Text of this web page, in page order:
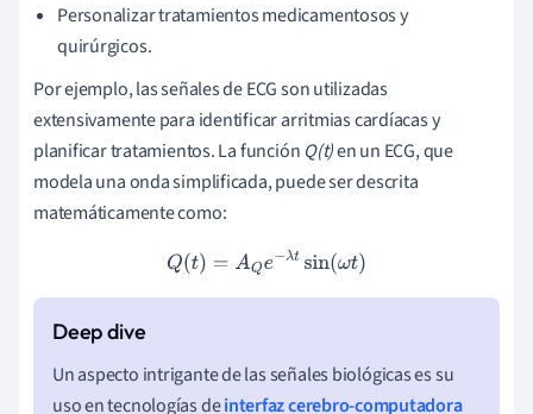
Personalizar tratamientos medicamentosos y
quirúrgicos.
Por ejemplo, las señales de ECG son utilizadas
extensivamente para identificar arritmias cardíacas y
planificar tratamientos. La función Q(t)en un ECG, que
modela una onda simplificada, puede ser descrita
matemáticamente como:
Q( t)= AQe−λtsin(ωt)
Un aspecto intrigante de las señales biológicas es su
uso en tecnologías deinterfaz cerebro-computadora